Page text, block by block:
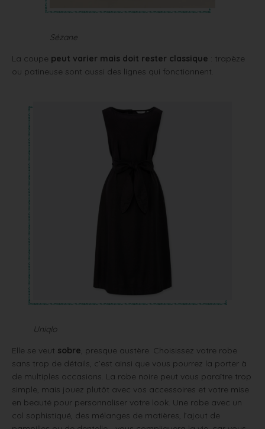
Sézane
La coupe peut varier mais doit rester classique : trapèze
ou patineuse sont aussi des lignes qui fonctionnent.
Uniqlo
Elle se veut sobre , presque austère. Choisissez votre robe
sans trop de détails, c’est ainsi que vous pourrez la porter à
de multiples occasions. La robe noire peut vous paraître trop
simple, mais jouez plutôt avec vos accessoires et votre mise
en beauté pour personnaliser votre look. Une robe avec un
col sophistiqué, des mélanges de matières, l’ajout de